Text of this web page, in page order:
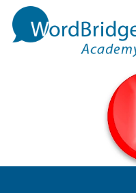
Direkt zum Inhalt springen